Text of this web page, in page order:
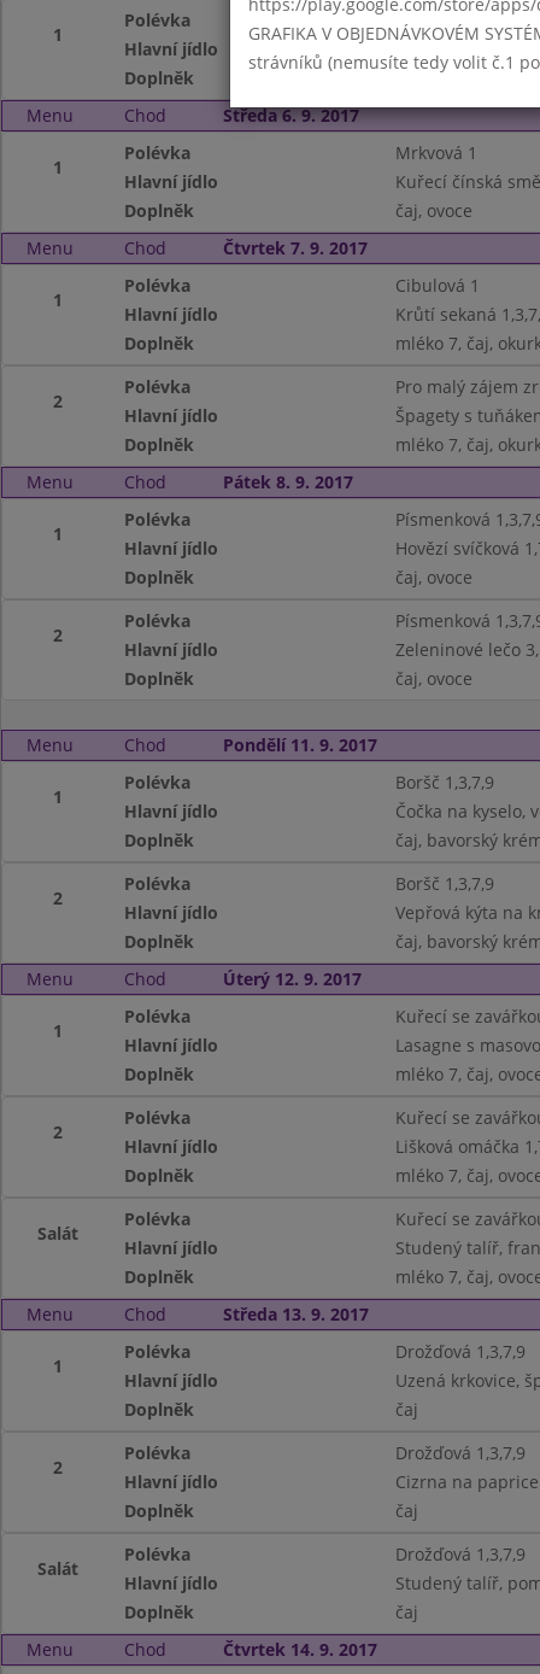
1
Polévka
Hovězí se
Hlavní jídlo
Doplněk
mléko 7, čaj,
Menu
Chod Středa 6. 9. 2017
1
Polévka
Mrkvová 1
Hlavní jídlo
Kuřecí čínská
Doplněk
čaj, ovoce
Menu
Chod Čtvrtek 7. 9. 2017
1
Polévka
Cibulová 1
Hlavní jídlo
Krůtí sekaná
Doplněk
mléko 7, čaj,
2
Polévka
Pro malý zájem
Hlavní jídlo
Špagety s
Doplněk
mléko 7, čaj,
Menu
Chod Pátek 8. 9. 2017
1
Polévka
Písmenková
Hlavní jídlo
Hovězí svíčková
Doplněk
čaj, ovoce
2
Polévka
Písmenková
Hlavní jídlo
Zeleninové lečo
Doplněk
čaj, ovoce
Menu Chod Pondělí 11. 9. 2017
1
Polévka
Boršč 1,3,7,9
Hlavní jídlo
Čočka na kyselo,
Doplněk
čaj, bavorský
2
Polévka
Boršč 1,3,7,9
Hlavní jídlo
Vepřová kýta na
Doplněk
čaj, bavorský
Menu
Chod Úterý 12. 9. 2017
1
Polévka
Kuřecí se
Hlavní jídlo
Lasagne s
Doplněk
mléko 7, čaj,
2
Polévka
Kuřecí se
Hlavní jídlo
Lišková omáčka
Doplněk
mléko 7, čaj,
Salát
Polévka
Kuřecí se
Hlavní jídlo
Studený talíř,
Doplněk
mléko 7, čaj,
Menu
Chod Středa 13. 9. 2017
1
Polévka
Drožďová 1,3,7,9
Hlavní jídlo
Uzená krkovice,
Doplněk
čaj
2
Polévka
Drožďová 1,3,7,9
Hlavní jídlo
Cizrna na
Doplněk
čaj
Salát
Polévka
Drožďová 1,3,7,9
Hlavní jídlo
Studený talíř,
Doplněk
čaj
Menu
Chod Čtvrtek 14. 9. 2017
GRAFIKA V OBJEDNÁVKOVÉM
strávníků (nemusíte tedy volit č.1